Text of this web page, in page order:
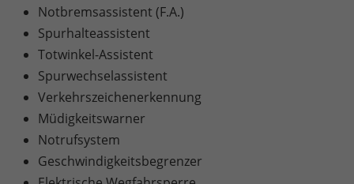
Notbremsassistent (F.A.)
Spurhalteassistent
Totwinkel-Assistent
Spurwechselassistent
Verkehrszeichenerkennung
Müdigkeitswarner
Notrufsystem
Geschwindigkeitsbegrenzer